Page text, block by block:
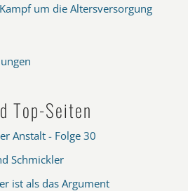
um die Altersversorgung
Top-Seiten
Anstalt - Folge 30
Schmickler
ist als das Argument